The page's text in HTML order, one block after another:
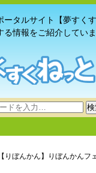
ータルサイト【夢すく
情報をご紹介していま
りぼんかん】りぼんかんフ